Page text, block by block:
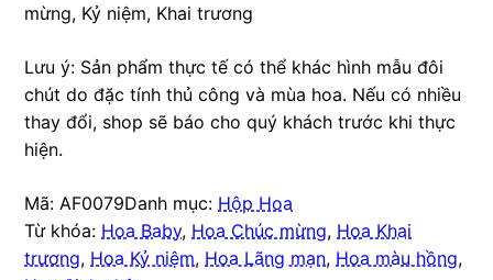
mừng, Kỷ niệm, Khai trương
Lưu ý: Sản phẩm thực tế có thể khác hình mẫu đôi
chút do đặc tính thủ công và mùa hoa. Nếu có nhiều
thay đổi, shop sẽ báo cho quý khách trước khi thực
hiện.
Mã: AF0079Danh mục: Hộp Hoa
Từ khóa: Hoa Baby, Hoa Chúc mừng, Hoa Khai
trương, Hoa Kỷ niệm, Hoa Lãng mạn, Hoa màu hồng,